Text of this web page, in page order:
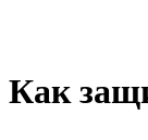
Как